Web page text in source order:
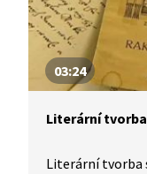
03:24
Literární
Literární tvorba